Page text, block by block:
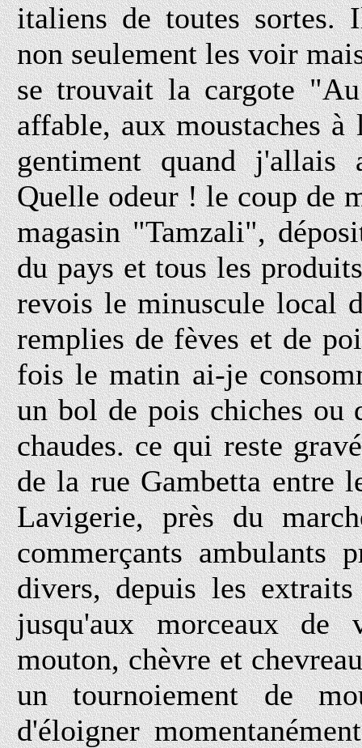
italiens de toutes sortes.
non seulement les voir
se trouvait la cargote
affable, aux moustaches
gentiment quand j'allais
Quelle odeur ! le coup de
magasin "Tamzali",
du pays et tous les
revois le minuscule local
remplies de fèves et de
fois le matin ai-je
un bol de pois chiches ou
chaudes. ce qui reste
de la rue Gambetta entre
Lavigerie, près du
commerçants ambulants
divers, depuis les
jusqu'aux morceaux de
mouton, chèvre et
un tournoiement de
d'éloigner